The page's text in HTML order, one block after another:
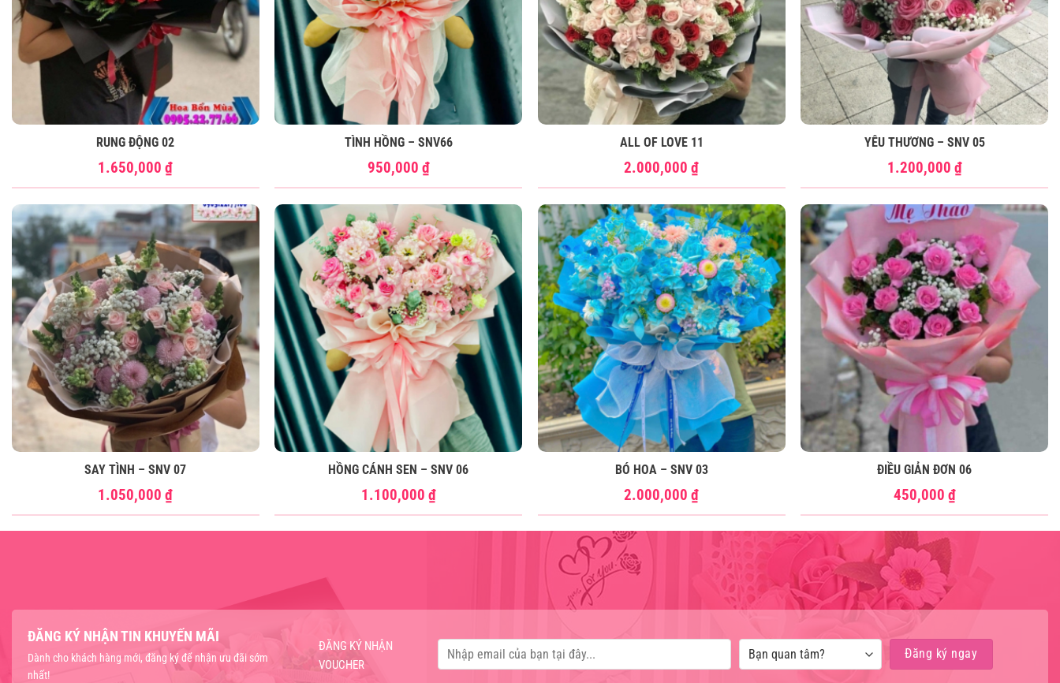
RUNG ĐỘNG 02
1.650,000₫
TÌNH HỒNG – SNV66
950,000 ₫
ALL OF LOVE 11
2.000,000₫
YÊU THƯƠNG – SNV 05
1.200,000 ₫
SAY TÌNH – SNV 07
1.050,000₫
HỒNG CÁNH SEN – SNV 06
1.100,000 ₫
BÓ HOA – SNV 03
2.000,000₫
ĐIỀU GIẢN ĐƠN 06
450,000 ₫
ĐĂNG KÝ NHẬN TIN KHUYẾN MÃI
Dành cho khách hàng mới, đăng ký để nhận ưu đãi sớm
nhất!
ĐĂNG KÝ NHẬN
VOUCHER